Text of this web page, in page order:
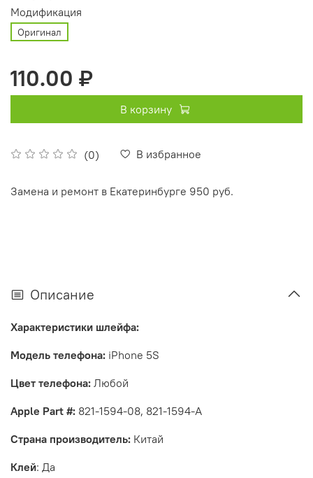
(0) В избранное
Модификация
Оригинал
110.00 ₽
В корзину
Замена и ремонт в Екатеринбурге 950 руб.
Описание
Характеристики шлейфа:
Модель телефона: iPhone 5S
Цвет телефона: Любой
Apple Part #: 821-1594-08, 821-1594-A
Страна производитель: Китай
Клей: Да